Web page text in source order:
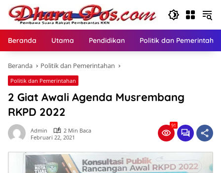
Langsung
konten
Beranda Utama Pendidikan Politik dan
Beranda Politik dan Pemerintahan
Politik dan Pemerintahan
2 Giat Awali Agenda Musrembang
RKPD 2022
Admin
2 Min Baca
Februari 22, 2021
91